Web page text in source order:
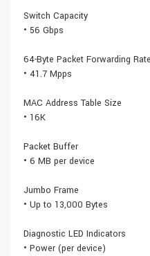
Switch Capacity
• 56 Gbps
64-Byte Packet Forwarding Rate
• 41.7 Mpps
MAC Address Table Size
• 16K
Packet Buffer
• 6 MB per device
Jumbo Frame
• Up to 13,000 Bytes
Diagnostic LED Indicators
• Power (per device)